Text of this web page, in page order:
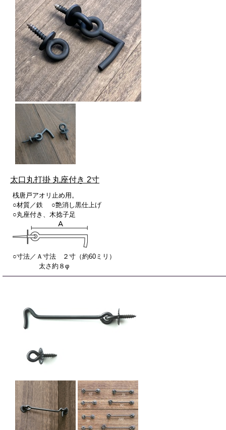
太口丸打掛 丸座付き 2寸
桟唐戸アオリ止め用。
○材質／鉄 ○艶消し黒仕上げ
○丸座付き、木捻子足
○寸法／Ａ寸法 ２寸（約60ミリ）
太さ約８φ